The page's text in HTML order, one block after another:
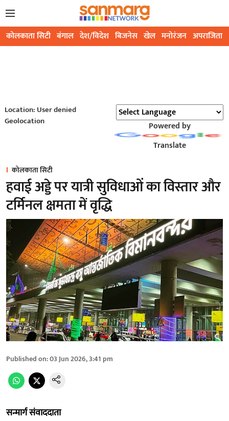
कोलकाता सिटी बंगाल देश/विदेश बिजनेस खेल मनोरंजन अपराजिता
Location: User denied
Geolocation
Powered by
Translate
कोलकाता सिटी
हवाई अड्डे पर यात्री सुविधाओं का विस्तार और
टर्मिनल क्षमता में वृद्धि
Published on:03 Jun 2026, 3:41 pm
सन्मार्ग संवाददाता